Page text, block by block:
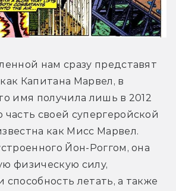
нам сразу представят
Капитана Марвел, в
имя получила лишь в 2012
своей супергеройской
как Мисс Марвел.
Йон-Роггом, она
физическую силу,
способность летать, а также